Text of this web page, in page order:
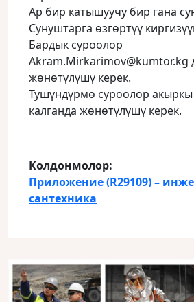
Ар бир катышуучу бир гана
Сунуштарга өзгөртүү
Бардык суроолор
Akram.Mirkarimov@kumtor.kg
жөнөтүлүшү керек.
Тушүндүрмө суроолор
калганда жөнөтүлүшү керек.
Колдонмолор:
Приложение (R29109) –
сантехника